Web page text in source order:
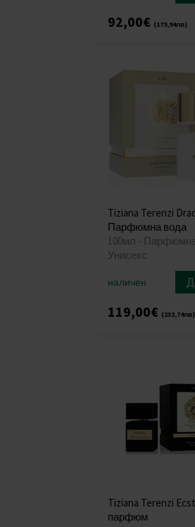
92,00€ (179,94лв)
Tiziana Terenzi
Парфюмна вода
100мл -
Унисекс
наличен
119,00€ (232,74лв)
Tiziana Terenzi
парфюм